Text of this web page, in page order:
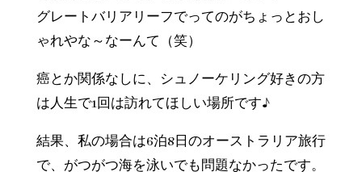
グレートバリアリーフでってのがちょっとおし
ゃれやな～なーんて（笑）
癌とか関係なしに、シュノーケリング好きの方
は人生で1回は訪れてほしい場所です♪
結果、私の場合は6泊8日のオーストラリア旅行
で、がつがつ海を泳いでも問題なかったです。